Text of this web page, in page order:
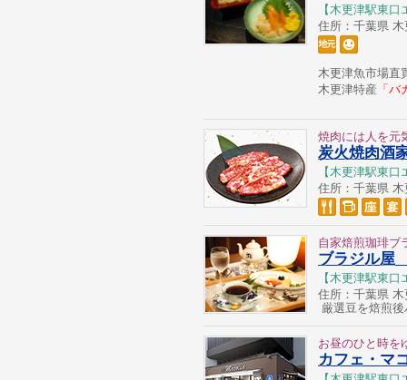
【木更津駅東口
住所：千葉県
木更津魚市場直
木更津特産 「バ
焼肉には人を元
炭火焼肉酒
【木更津駅東口
住所：千葉県
自家焙煎珈琲ブ
ブラジル屋
【木更津駅東口
住所：千葉県
厳選豆を焙煎
お昼のひと時を
カフェ・マ